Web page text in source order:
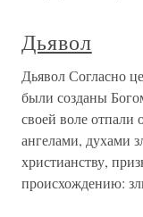
Дьявол
Дьявол Согласно
были созданы
своей воле отпали
ангелами, духами
христианству,
происхождению: